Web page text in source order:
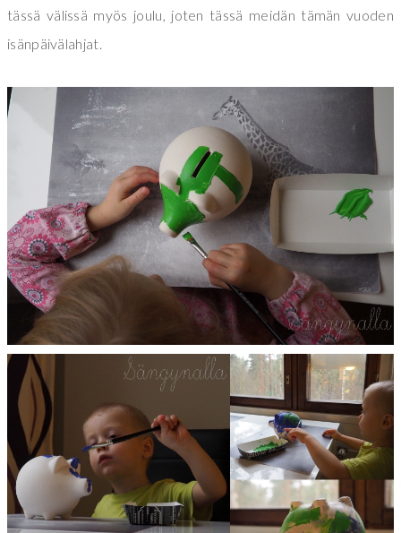
tässä välissä myös joulu, joten tässä meidän tämän vuoden
isänpäivälahjat.